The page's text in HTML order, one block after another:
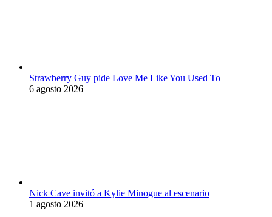
Strawberry Guy pide Love Me Like You Used To
6 agosto 2026
Nick Cave invitó a Kylie Minogue al escenario
1 agosto 2026